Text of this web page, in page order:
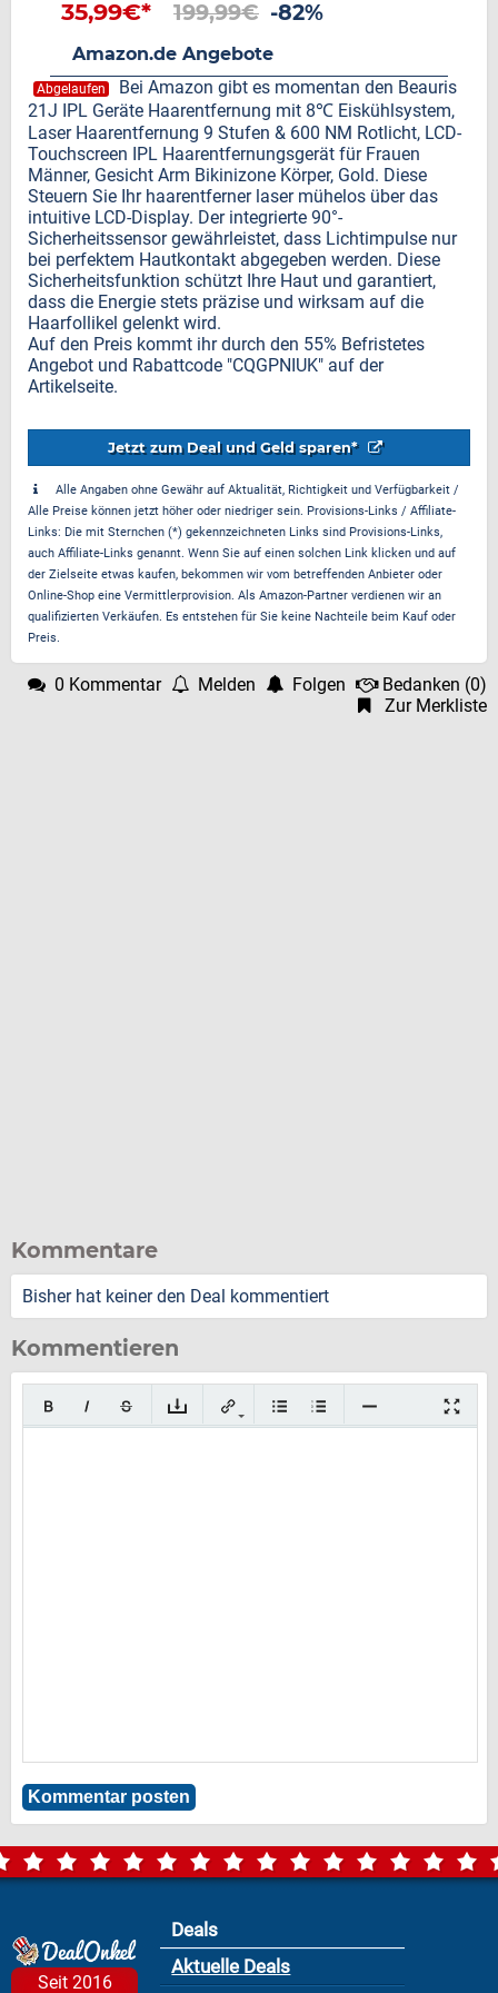
35,99€* 199,99€ -82%
Amazon.de Angebote
Abgelaufen
Bei Amazon gibt es momentan den Beauris
21J IPL Geräte Haarentfernung mit 8℃ Eiskühlsystem,
Laser Haarentfernung 9 Stufen & 600 NM Rotlicht, LCD-
Touchscreen IPL Haarentfernungsgerät für Frauen
Männer, Gesicht Arm Bikinizone Körper, Gold. Diese
Steuern Sie Ihr haarentferner laser mühelos über das
intuitive LCD-Display. Der integrierte 90°-
Sicherheitssensor gewährleistet, dass Lichtimpulse nur
bei perfektem Hautkontakt abgegeben werden. Diese
Sicherheitsfunktion schützt Ihre Haut und garantiert,
dass die Energie stets präzise und wirksam auf die
Haarfollikel gelenkt wird.
Auf den Preis kommt ihr durch den 55% Befristetes
Angebot und Rabattcode "CQGPNIUK" auf der
Artikelseite.
Jetzt zum Deal und Geld sparen*
Alle Angaben ohne Gewähr auf Aktualität, Richtigkeit und Verfügbarkeit /
Alle Preise können jetzt höher oder niedriger sein. Provisions-Links / Affiliate-
Links: Die mit Sternchen (*) gekennzeichneten Links sind Provisions-Links,
auch Affiliate-Links genannt. Wenn Sie auf einen solchen Link klicken und auf
der Zielseite etwas kaufen, bekommen wir vom betreffenden Anbieter oder
Online-Shop eine Vermittlerprovision. Als Amazon-Partner verdienen wir an
qualifizierten Verkäufen. Es entstehen für Sie keine Nachteile beim Kauf oder
Preis.
0 Kommentar Melden Folgen Bedanken (0)
Zur Merkliste
Kommentare
Bisher hat keiner den Deal kommentiert
Kommentieren
Seit 2016
Deals
Aktuelle Deals